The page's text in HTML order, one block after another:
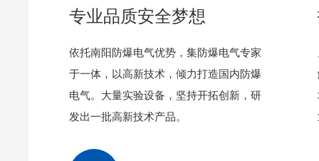
专业品质安全梦想
依托南阳防爆电气优势，集防爆电气专家
于一体，以高新技术，倾力打造国内防爆
电气。大量实验设备，坚持开拓创新，研
发出一批高新技术产品。